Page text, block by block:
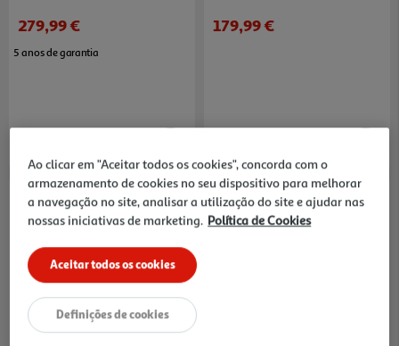
279,99 €
5 anos de garantia
179,99 €
4.4 (13)
Frigorifico 1 Porta Qilive
Q.6609 Branco E 240l
239.99 €/un
Ao clicar em "Aceitar todos os cookies", concorda com o
armazenamento de cookies no seu dispositivo para melhorar
a navegação no site, analisar a utilização do site e ajudar nas
nossas iniciativas de marketing. Política de Cookies
Aceitar todos os cookies
Definições de cookies